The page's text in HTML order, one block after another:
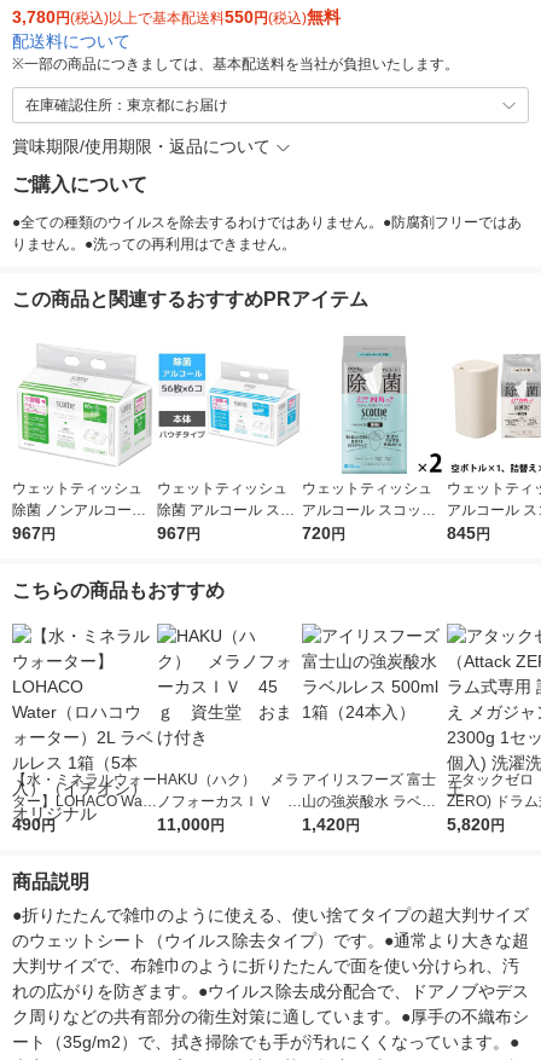
3,780円(税込)以上で基本配送料550円(税込)無料
配送料について
※一部の商品につきましては、基本配送料を当社が負担いたします。
在庫確認住所：東京都にお届け
賞味期限/使用期限・返品について
ご購入について
●全ての種類のウイルスを除去するわけではありません。●防腐剤フリーではあ
りません。●洗っての再利用はできません。
この商品と関連するおすすめPRアイテム
ウェットティッシュ
除菌 ノンアルコール
スコッティ ウェット
紙クレシア
967円
ウェットティッシュ
除菌 アルコール スコ
ッティ ウェットティ
シア
967円
ウェットティッシュ
アルコール スコッテ
ィ パーフェクトフィ
720円
ウェットティ
アルコール
ィ パーフェク
ア 限定
845円
こちらの商品もおすすめ
【水・ミネラルウォー
ター】LOHACO Wate
r（ロハコウォータ
シ） オリジナル
490円
HAKU（ハク） メラ
ノフォーカスＩＶ 4
5ｇ 資生堂 おまけ
11,000円
アイリスフーズ 富士
山の強炭酸水 ラベル
レス 500ml 1箱（24
1,420円
アタックゼロ
ZERO) ドラ
詰め替え メガ
5,820円
商品説明
●折りたたんで雑巾のように使える、使い捨てタイプの超大判サイズ
のウェットシート（ウイルス除去タイプ）です。●通常より大きな超
大判サイズで、布雑巾のように折りたたんで面を使い分けられ、汚
れの広がりを防ぎます。●ウイルス除去成分配合で、ドアノブやデス
ク周りなどの共有部分の衛生対策に適しています。●厚手の不織布シ
ート（35g/m2）で、拭き掃除でも手が汚れにくくなっています。●